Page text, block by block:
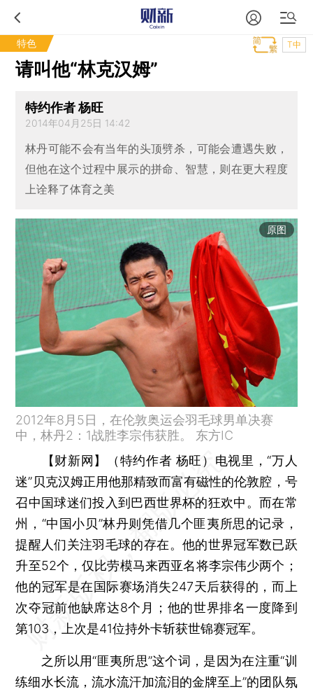
特色 T中
请叫他“林克汉姆”
特约作者 杨旺
2014年04月25日 14:42
林丹可能不会有当年的头顶劈杀，可能会遭遇失败，
但他在这个过程中展示的拼命、智慧，则在更大程度
上诠释了体育之美
原图
2012年8月5日，在伦敦奥运会羽毛球男单决赛
中，林丹2：1战胜李宗伟获胜。 东方IC
【财新网】（特约作者 杨旺） 电视里，“万人
迷”贝克汉姆正用他那精致而富有磁性的伦敦腔，号
召中国球迷们投入到巴西世界杯的狂欢中。而在常
州，“中国小贝”林丹则凭借几个匪夷所思的记录，
提醒人们关注羽毛球的存在。他的世界冠军数已跃
升至52个，仅比劳模马来西亚名将李宗伟少两个；
他的冠军是在国际赛场消失247天后获得的，而上
次夺冠前他缺席达8个月；他的世界排名一度降到
第103，上次是41位持外卡斩获世锦赛冠军。
之所以用“匪夷所思”这个词，是因为在注重“训
练细水长流，流水流汗加流泪的金牌至上”的团队氛